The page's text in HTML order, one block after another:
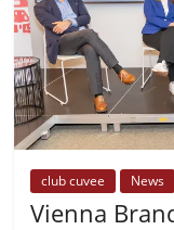
club cuvee News
Vienna